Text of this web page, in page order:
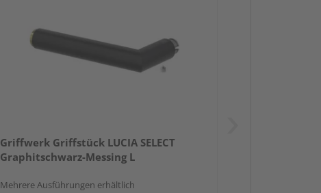
Griffwerk Griffstück LUCIA SELECT
Graphitschwarz-Messing L
Mehrere Ausführungen erhältlich